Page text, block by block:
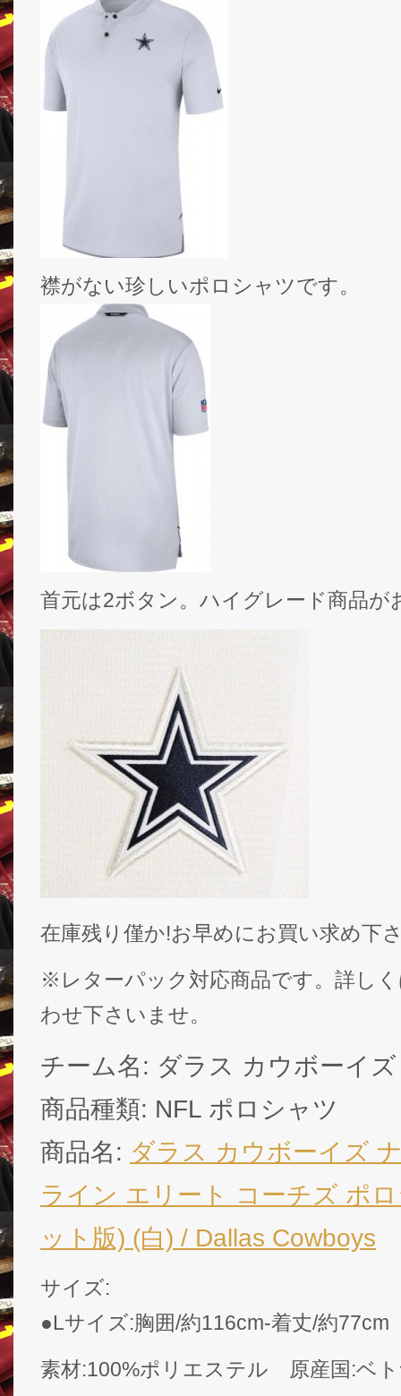
襟がない珍しいポロシャツです。
首元は2ボタン。ハイグレード商品が
在庫残り僅か!お早めにお買い求め下
※レターパック対応商品です。詳し
わせ下さいませ。
チーム名: ダラス カウボーイ
商品種類: NFL ポロシャツ
商品名: ダラス カウボーイズ
ライン エリート コーチズ ポ
ット版) (白) / Dallas Cowboys
サイズ:
●Lサイズ:胸囲/約116cm-着丈/約77cm
素材:100%ポリエステル 原産国:ベ